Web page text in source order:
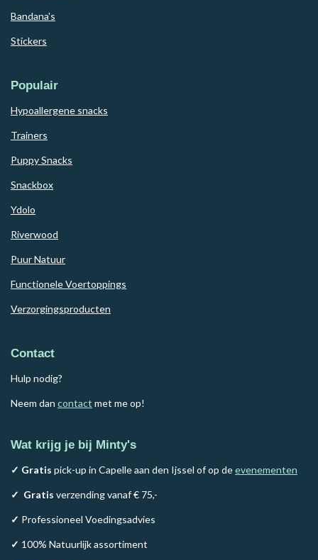
Bandana's
Stickers
Populair
Hypoallergene snacks
Trainers
Puppy Snacks
Snackbox
Ydolo
Riverwood
Puur Natuur
Functionele Voertoppings
Verzorgingsproducten
Contact
Hulp nodig?
Neem dan contact met me op!
Wat krijg je bij Minty's
✓ Gratis pick-up in Capelle aan den Ijssel of op deevenementen
✓ Gratis verzending vanaf € 75,-
✓ Professioneel Voedingsadvies
✓ 100% Natuurlijk assortiment